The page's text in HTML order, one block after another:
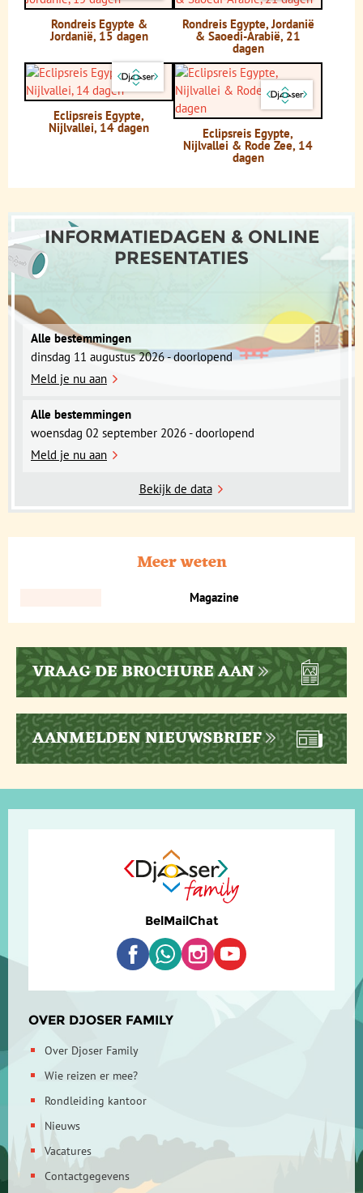
Rondreis Egypte &
Jordanië, 15 dagen
Rondreis Egypte, Jordanië
& Saoedi-Arabië, 21
dagen
Eclipsreis Egypte,
Nijlvallei, 14 dagen Eclipsreis Egypte,
Nijlvallei & Rode Zee, 14
dagen
INFORMATIEDAGEN & ONLINE
PRESENTATIES
Alle bestemmingen
dinsdag 11 augustus 2026 - doorlopend
Meld je nu aan
Alle bestemmingen
woensdag 02 september 2026 - doorlopend
Meld je nu aan
Bekijk de data
Meer weten
Magazine
VRAAG DE BROCHURE AAN
AANMELDEN NIEUWSBRIEF
BelMailChat
OVER DJOSER FAMILY
Over Djoser Family
Wie reizen er mee?
Rondleiding kantoor
Nieuws
Vacatures
Contactgegevens